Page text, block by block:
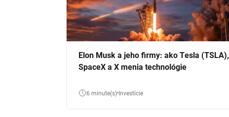
Elon Musk a jeho firmy: ako Tesla (TSLA),
SpaceX a X menia technológie
6 minute(s) Investície